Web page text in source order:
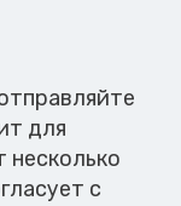
для
несколько
с